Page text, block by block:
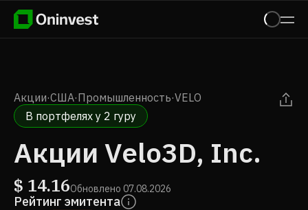
Акции·США·Промышленность·VELO
В портфелях у 2 гуру
Акции Velo3D, Inc.
$ 14.16Обновлено 07.08.2026
Рейтинг эмитента